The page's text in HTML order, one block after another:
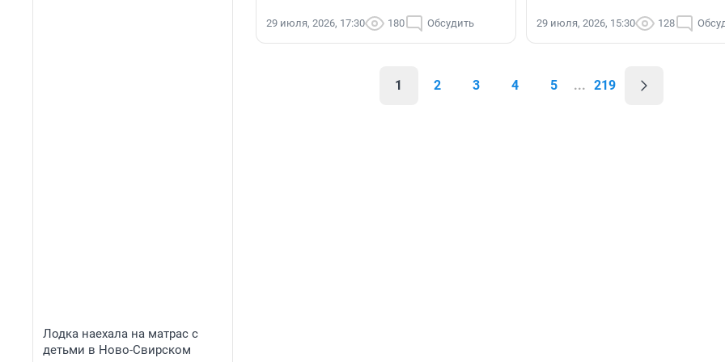
Лодка наехала на матрас с
детьми в Ново-Свирском
29 июля, 2026, 17:30 180 Обсудить 29 июля, 2026, 15:30 128
1 2 3 4 5 ... 219